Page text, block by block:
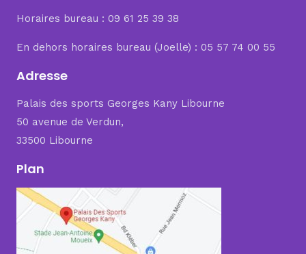
Horaires bureau : 09 61 25 39 38
En dehors horaires bureau (Joelle) : 05 57 74 00 55
Adresse
Palais des sports Georges Kany Libourne
50 avenue de Verdun,
33500 Libourne
Plan